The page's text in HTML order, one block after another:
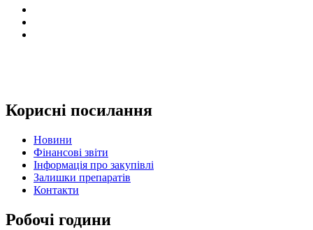
Корисні посилання
Новини
Фінансові звіти
Інформація про закупівлі
Залишки препаратів
Контакти
Робочі години